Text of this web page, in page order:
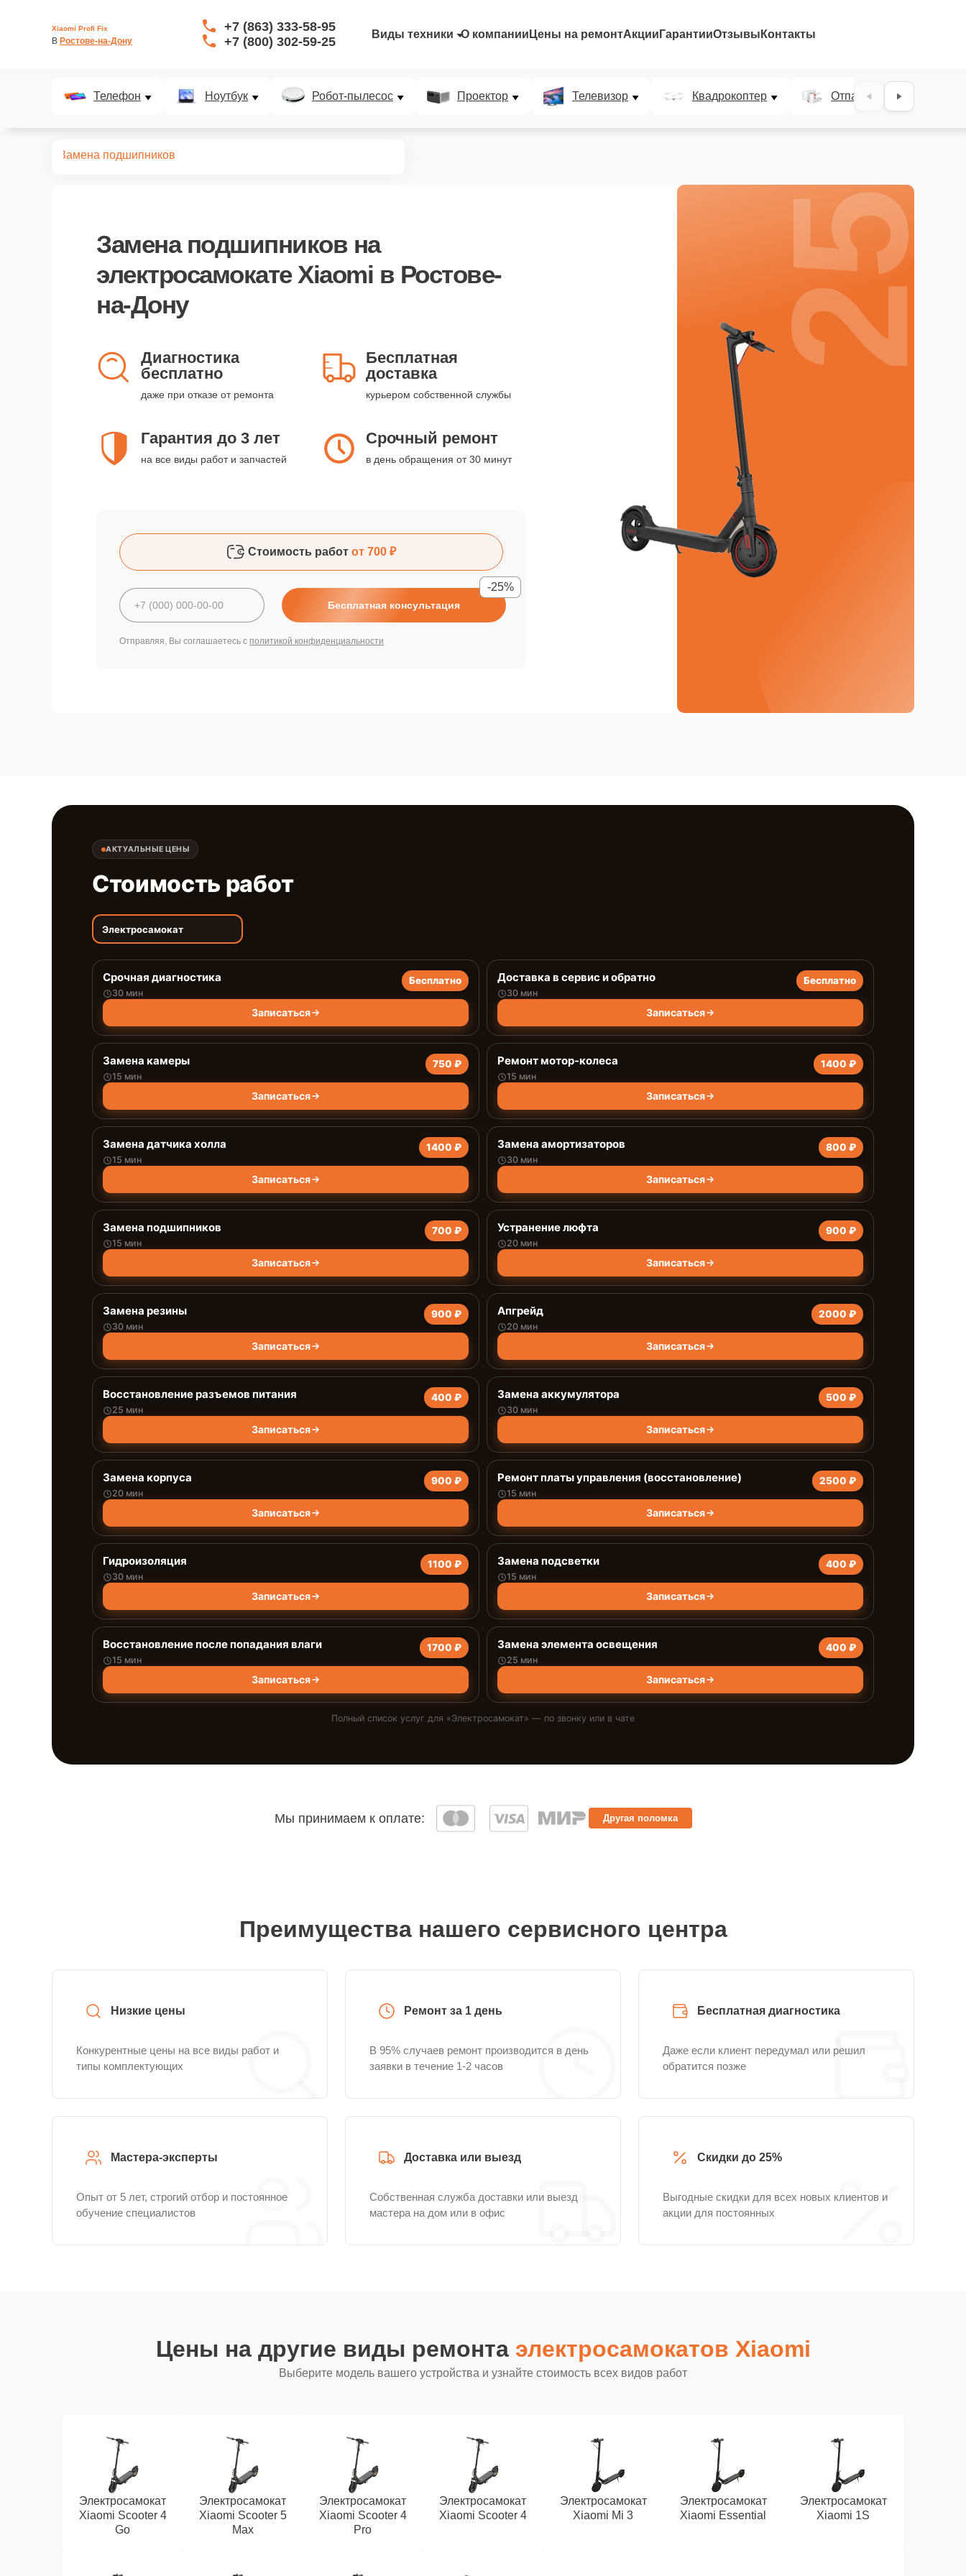
Xiaomi Profi Fix
В Ростове-на-Дону
+7 (863) 333-58-95
+7 (800) 302-59-25
Виды техники О компании Цены на ремонтАкции ГарантииОтзывы Контакты
Телефон Ноутбук Робот-пылесос Проектор Телевизор Квадрокоптер Отпариватель
Замена подшипников
Замена подшипниковна
электросамокате Xiaomi в Ростове-
на-Дону
Диагностика
бесплатно
даже при отказе от ремонта
Бесплатная
доставка
курьером собственной службы
Гарантия до 3 лет
на все виды работ и запчастей
Срочный ремонт
в день обращения от 30 минут
Стоимость работ от 700 ₽
Бесплатная консультация
-25%
Отправляя, Вы соглашаетесь с политикой конфиденциальности
25%
АКТУАЛЬНЫЕ ЦЕНЫ
Стоимость работ
Электросамокат
Срочная диагностика
30 мин
Бесплатно
Записаться
Доставка в сервис и обратно
30 мин
Бесплатно
Записаться
Замена камеры
15 мин
750 ₽
Записаться
Ремонт мотор-колеса
15 мин
1400 ₽
Записаться
Замена датчика холла
15 мин
1400 ₽
Записаться
Замена амортизаторов
30 мин
800 ₽
Записаться
Замена подшипников
15 мин
700 ₽
Записаться
Устранение люфта
20 мин
900 ₽
Записаться
Замена резины
30 мин
900 ₽
Записаться
Апгрейд
20 мин
2000 ₽
Записаться
Восстановление разъемов питания
25 мин
400 ₽
Записаться
Замена аккумулятора
30 мин
500 ₽
Записаться
Замена корпуса
20 мин
900 ₽
Записаться
Ремонт платы управления (восстановление)
15 мин
2500 ₽
Записаться
Гидроизоляция
30 мин
1100 ₽
Записаться
Замена подсветки
15 мин
400 ₽
Записаться
Восстановление после попадания влаги
15 мин
1700 ₽
Записаться
Замена элемента освещения
25 мин
400 ₽
Записаться
Полный список услуг для «Электросамокат» — по звонку или в чате
Мы принимаем к оплате: Другая поломка
Преимущества нашего сервисного центра
Низкие цены
Конкурентные цены на все виды работ и
типы комплектующих
Ремонт за 1 день
В 95% случаев ремонт производится в день
заявки в течение 1-2 часов
Бесплатная диагностика
Даже если клиент передумал или решил
обратится позже
Мастера-эксперты
Опыт от 5 лет, строгий отбор и постоянное
обучение специалистов
Доставка или выезд
Собственная служба доставки или выезд
мастера на дом или в офис
Скидки до 25%
Выгодные скидки для всех новых клиентов и
акции для постоянных
Цены на другие виды ремонта электросамокатов Xiaomi
Выберите модель вашего устройства и узнайте стоимость всех видов работ
Электросамокат
Xiaomi Scooter 4
Go
Электросамокат
Xiaomi Scooter 5
Max
Электросамокат
Xiaomi Scooter 4
Pro
Электросамокат
Xiaomi Scooter 4
Электросамокат
Xiaomi Mi 3
Электросамокат
Xiaomi Essential
Электросамокат
Xiaomi 1S